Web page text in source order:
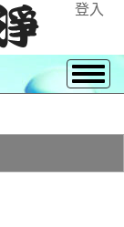
登入